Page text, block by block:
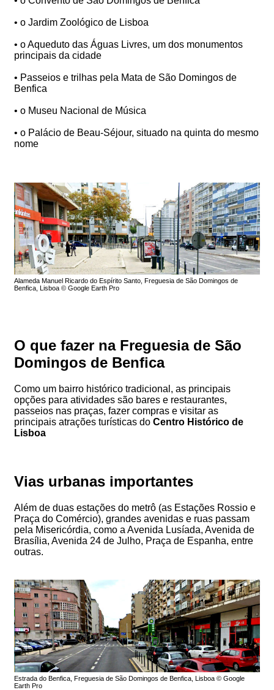
• o Jardim Zoológico de Lisboa
• o Aqueduto das Águas Livres, um dos monumentos
principais da cidade
• Passeios e trilhas pela Mata de São Domingos de
Benfica
• o Museu Nacional de Música
• o Palácio de Beau-Séjour, situado na quinta do mesmo
nome
Alameda Manuel Ricardo do Espírito Santo, Freguesia de São Domingos de
Benfica, Lisboa © Google Earth Pro
O que fazer na Freguesia de São
Domingos de Benfica
Como um bairro histórico tradicional, as principais
opções para atividades são bares e restaurantes,
passeios nas praças, fazer compras e visitar as
principais atrações turísticas do Centro Histórico de
Lisboa
Vias urbanas importantes
Além de duas estações do metrô (as Estações Rossio e
Praça do Comércio), grandes avenidas e ruas passam
pela Misericórdia, como a Avenida Lusíada, Avenida de
Brasília, Avenida 24 de Julho, Praça de Espanha, entre
outras.
Estrada do Benfica, Freguesia de São Domingos de Benfica, Lisboa © Google
Earth Pro